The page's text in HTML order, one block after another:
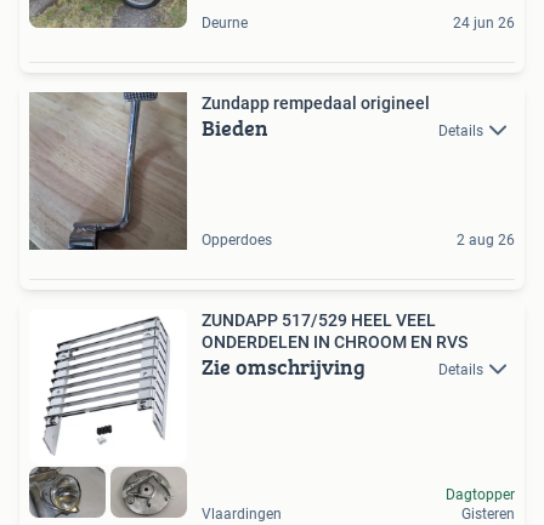
Deurne 24 jun 26
Zundapp rempedaal origineel
Bieden Details
Opperdoes 2 aug 26
ZUNDAPP 517/529 HEEL VEEL
ONDERDELEN IN CHROOM EN RVS
Zie omschrijving Details
Vlaardingen
Dagtopper
Gisteren